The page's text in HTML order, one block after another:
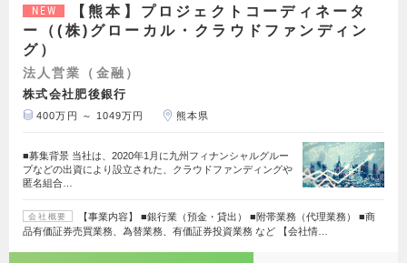
NEW
【熊本】プロジェクトコーディネータ
ー（(株)グローカル・クラウドファンディン
グ）
法人営業（金融）
株式会社肥後銀行
400万円 ～ 1049万円 熊本県
■募集背景 当社は、2020年1月に九州フィナンシャルグルー
プなどの出資により設立された、クラウドファンディングや
匿名組合…
会社概要
【事業内容】 ■銀行業（預金・貸出） ■附帯業務（代理業務） ■商
品有価証券売買業務、為替業務、有価証券投資業務 など 【会社情…